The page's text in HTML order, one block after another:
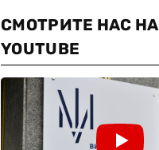
СМОТРИТЕ НАС НА
YOUTUBE